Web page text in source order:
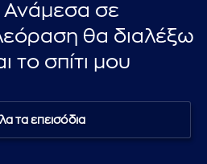
Ανάμεσα σε
θα διαλέξω
το σπίτι μου
τα επεισόδια